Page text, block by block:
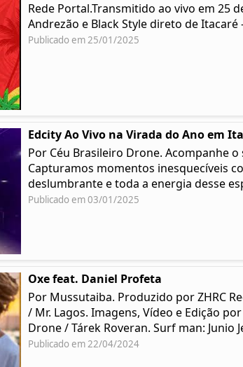
Rede Portal.Transmitido ao vivo em 25
Andrezão e Black Style direto de Itacaré
Publicado em 25/01/2025
Edcity Ao Vivo na Virada do Ano em
Por Céu Brasileiro Drone. Acompanhe
Capturamos momentos inesquecíveis
deslumbrante e toda a energia desse
Publicado em 03/01/2025
Oxe feat. Daniel Profeta
Por Mussutaiba. Produzido por ZHRC
/ Mr. Lagos. Imagens, Vídeo e Edição
Drone / Tárek Roveran. Surf man: Junio
Publicado em 22/04/2024